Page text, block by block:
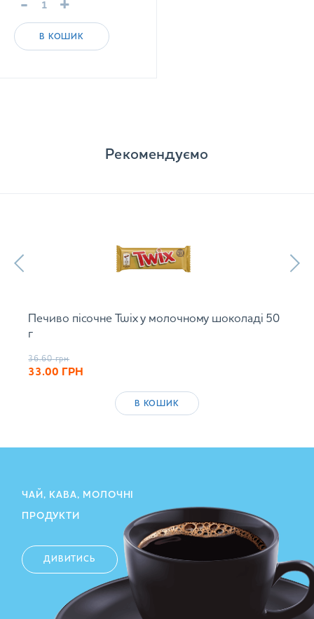
- +
В КОШИК
Рекомендуємо
Печиво пісочне Twix у молочному шоколаді 50
г
36.60 грн
33.00 ГРН
В КОШИК
ЧАЙ, КАВА, МОЛОЧНІ
ПРОДУКТИ
ДИВИТИСЬ